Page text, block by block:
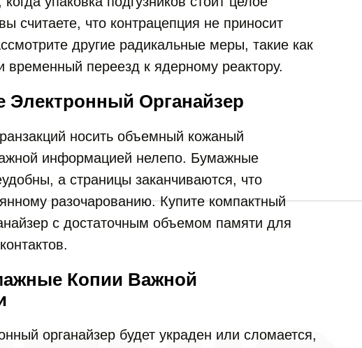
считаете, что контрацепция не приносит
другие радикальные меры, такие как
временный переезд к ядерному реактору.
Электронный Органайзер
носить объемный кожаный
информацией нелепо. Бумажные
а страницы заканчиваются, что
разочарованию. Купите компактный
с достаточным объемом памяти для
Копии Важной
органайзер будет украден или сломается,